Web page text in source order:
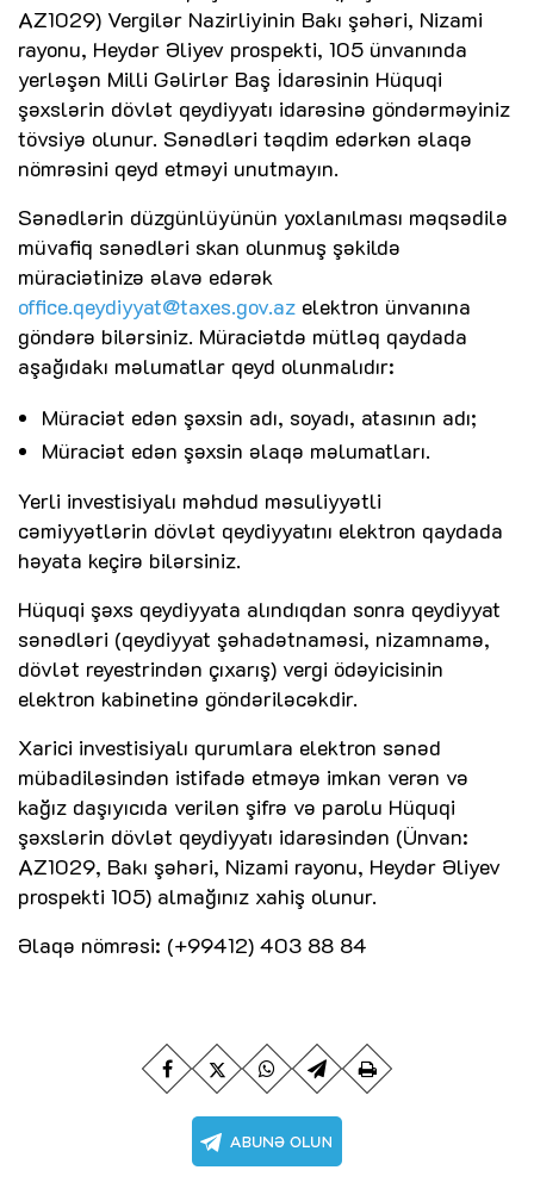
AZ1029) Vergilər Nazirliyinin Bakı şəhəri, Nizami
rayonu, Heydər Əliyev prospekti, 105 ünvanında
yerləşən Milli Gəlirlər Baş İdarəsinin Hüquqi
şəxslərin dövlət qeydiyyatı idarəsinə göndərməyiniz
tövsiyə olunur. Sənədləri təqdim edərkən əlaqə
nömrəsini qeyd etməyi unutmayın.
Sənədlərin düzgünlüyünün yoxlanılması məqsədilə
müvafiq sənədləri skan olunmuş şəkildə
müraciətinizə əlavə edərək
office.qeydiyyat@taxes.gov.az elektron ünvanına
göndərə bilərsiniz. Müraciətdə mütləq qaydada
aşağıdakı məlumatlar qeyd olunmalıdır:
Müraciət edən şəxsin adı, soyadı, atasının adı;
Müraciət edən şəxsin əlaqə məlumatları.
Yerli investisiyalı məhdud məsuliyyətli
cəmiyyətlərin dövlət qeydiyyatını elektron qaydada
həyata keçirə bilərsiniz.
Hüquqi şəxs qeydiyyata alındıqdan sonra qeydiyyat
sənədləri (qeydiyyat şəhadətnaməsi, nizamnamə,
dövlət reyestrindən çıxarış) vergi ödəyicisinin
elektron kabinetinə göndəriləcəkdir.
Xarici investisiyalı qurumlara elektron sənəd
mübadiləsindən istifadə etməyə imkan verən və
kağız daşıyıcıda verilən şifrə və parolu Hüquqi
şəxslərin dövlət qeydiyyatı idarəsindən (Ünvan:
AZ1029, Bakı şəhəri, Nizami rayonu, Heydər Əliyev
prospekti 105) almağınız xahiş olunur.
Əlaqə nömrəsi: (+99412) 403 88 84